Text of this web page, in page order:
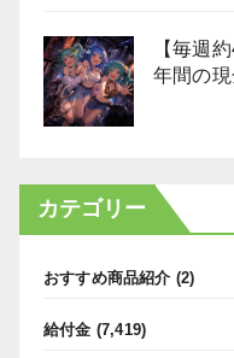
【毎週
年間の現
カテゴリー
おすすめ商品紹介 (2)
給付金 (7,419)